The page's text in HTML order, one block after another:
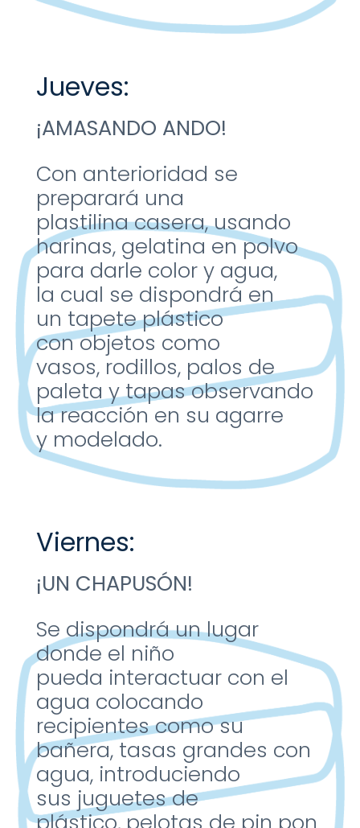
Jueves:
¡AMASANDO ANDO!
Con anterioridad se
preparará una
plastilinacasera, usando
harinas, gelatina en polvo
para darle color y agua,
la cual se dispondrá en
un tapete plástico
conobjetos como
vasos, rodillos, palos de
paletay tapas observando
lareacción en su agarre
y modelado.
Viernes:
¡UN CHAPUSÓN!
Se dispondrá un lugar
donde el niño
pueda interactuar con el
agua colocando
recipientescomo su
bañera, tasas grandes con
agua, introduciendo
sus juguetes de